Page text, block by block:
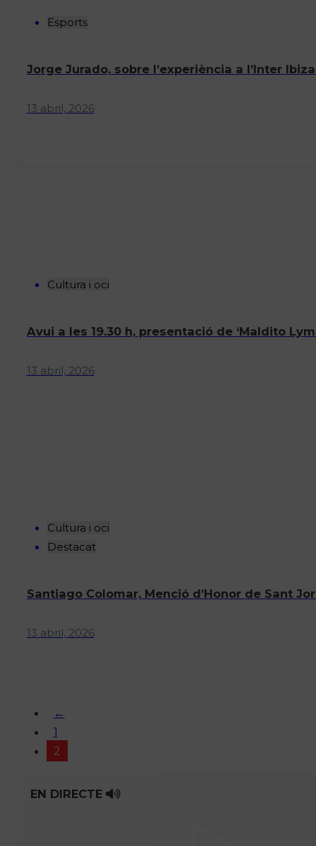
Esports
Jorge Jurado, sobre l’experiència a l’Inter
13 abril, 2026
Cultura i oci
Avui a les 19.30 h, presentació de ‘Maldito
13 abril, 2026
Cultura i oci
Destacat
Santiago Colomar, Menció d’Honor de Sant
13 abril, 2026
←
1
2
EN DIRECTE